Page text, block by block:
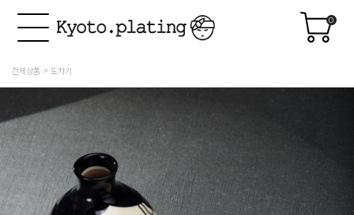
0
전체상품 도자기